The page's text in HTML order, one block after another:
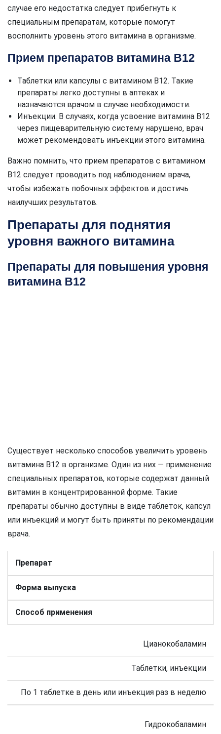
случае его недостатка следует прибегнуть к
специальным препаратам, которые помогут
восполнить уровень этого витамина в организме.
Прием препаратов витамина В12
Таблетки или капсулы с витамином B12. Такие
препараты легко доступны в аптеках и
назначаются врачом в случае необходимости.
Инъекции. В случаях, когда усвоение витамина B12
через пищеварительную систему нарушено, врач
может рекомендовать инъекции этого витамина.
Важно помнить, что прием препаратов с витамином
B12 следует проводить под наблюдением врача,
чтобы избежать побочных эффектов и достичь
наилучших результатов.
Препараты для поднятия
уровня важного витамина
Препараты для повышения уровня
витамина B12
Существует несколько способов увеличить уровень
витамина B12 в организме. Один из них — применение
специальных препаратов, которые содержат данный
витамин в концентрированной форме. Такие
препараты обычно доступны в виде таблеток, капсул
или инъекций и могут быть приняты по рекомендации
врача.
Препарат
Форма выпуска
Способ применения
Цианокобаламин
Таблетки, инъекции
По 1 таблетке в день или инъекция раз в неделю
Гидрокобаламин